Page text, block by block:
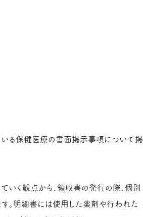
いる保健医療の書面掲示事項について掲
く観点から、領収書の発行の際、個別
。明細書には使用した薬剤や行われた